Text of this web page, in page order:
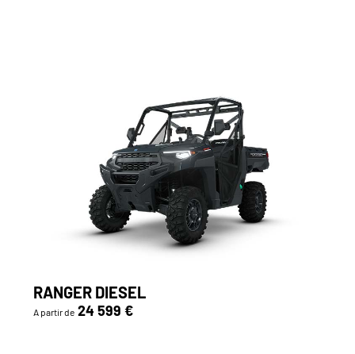
RANGER DIESEL
A partir de 24 599 €